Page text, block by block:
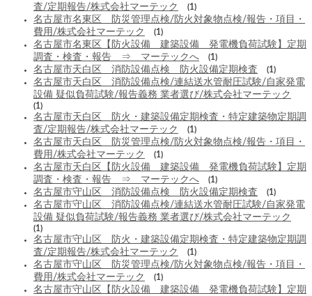
査/定期報告/株式会社マーテック
(1)
名古屋市名東区 防災管理点検/防火対象物点検/報告・項目・
費用/株式会社マーテック
(1)
名古屋市名東区【防火設備 建築設備 発電機負荷試験】定期
調査・検査・報告 ⇒ マーテックへ
(1)
名古屋市天白区 消防設備点検 防火設備定期検査 (1)
名古屋市天白区 消防設備点検/連結送水管耐圧試験/自家発電
設備 疑似負荷試験/報告義務 業者選び/株式会社マーテック
(1)
名古屋市天白区 防火・建築設備定期検査・特定建築物定期調
査/定期報告/株式会社マーテック
(1)
名古屋市天白区 防災管理点検/防火対象物点検/報告・項目・
費用/株式会社マーテック
(1)
名古屋市天白区【防火設備 建築設備 発電機負荷試験】定期
調査・検査・報告 ⇒ マーテックへ
(1)
名古屋市守山区 消防設備点検 防火設備定期検査 (1)
名古屋市守山区 消防設備点検/連結送水管耐圧試験/自家発電
設備 疑似負荷試験/報告義務 業者選び/株式会社マーテック
(1)
名古屋市守山区 防火・建築設備定期検査・特定建築物定期調
査/定期報告/株式会社マーテック
(1)
名古屋市守山区 防災管理点検/防火対象物点検/報告・項目・
費用/株式会社マーテック
(1)
名古屋市守山区【防火設備 建築設備 発電機負荷試験】定期